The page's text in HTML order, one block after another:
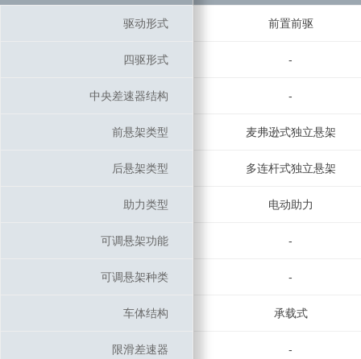
驱动形式 前置前驱
四驱形式 -
中央差速器结构 -
前悬架类型 麦弗逊式独立悬架
后悬架类型 多连杆式独立悬架
助力类型 电动助力
可调悬架功能 -
可调悬架种类 -
车体结构 承载式
限滑差速器 -
驱动形式
四驱形式
中央差速器结构
前悬架类型
后悬架类型
助力类型
可调悬架功能
可调悬架种类
车体结构
限滑差速器